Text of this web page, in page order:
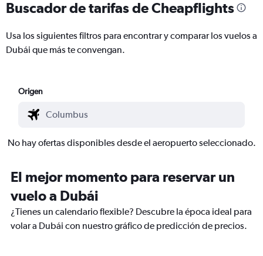
Buscador de tarifas de Cheapflights
Usa los siguientes filtros para encontrar y comparar los vuelos a
Dubái que más te convengan.
Origen
No hay ofertas disponibles desde el aeropuerto seleccionado.
El mejor momento para reservar un
vuelo a Dubái
¿Tienes un calendario flexible? Descubre la época ideal para
volar a Dubái con nuestro gráfico de predicción de precios.